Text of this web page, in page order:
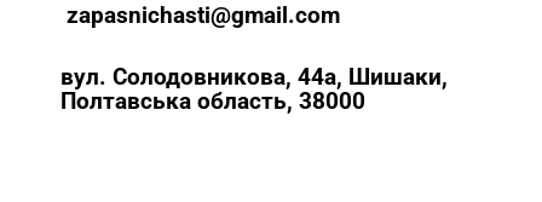
zapasnichasti@gmail.com
вул. Солодовникова, 44а, Шишаки,
Полтавська область, 38000